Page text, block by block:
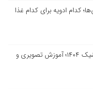
کدام ادویه برای کدام غذا
۱۰ مدل دسر یلدایی جدید و شیک ۱۴۰۴؛ آموزش تصویری و